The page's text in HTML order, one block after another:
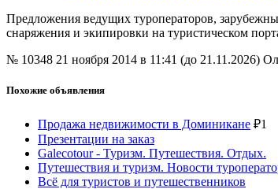
Предложения ведущих туроператоров,
снаряжения и экипировки на туристическом
№ 10348 21 ноября 2014 в 11:41 (до 21.11.2026)
Похожие объявления
Продажа недвижимости в Доминикане ₽1
Презентации на заказ
Galecotour - Туризм. Путешествия. Отдых.
Путешествия и туризм. Новости
Всё для туристов и путешественников